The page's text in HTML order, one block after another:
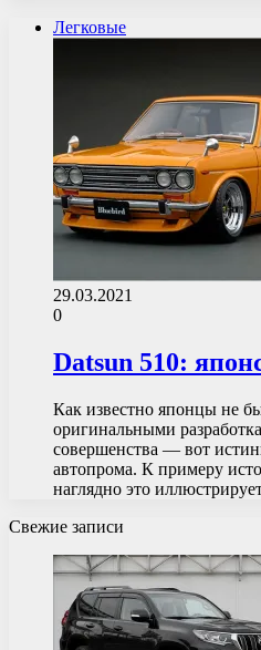
Легковые
29.03.2021
0
Datsun 510:
Как известно японцы не
оригинальными
совершенства — вот
автопрома. К примеру
наглядно это
Свежие записи